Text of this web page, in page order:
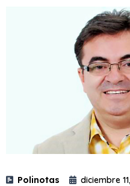
Polinotas diciembre